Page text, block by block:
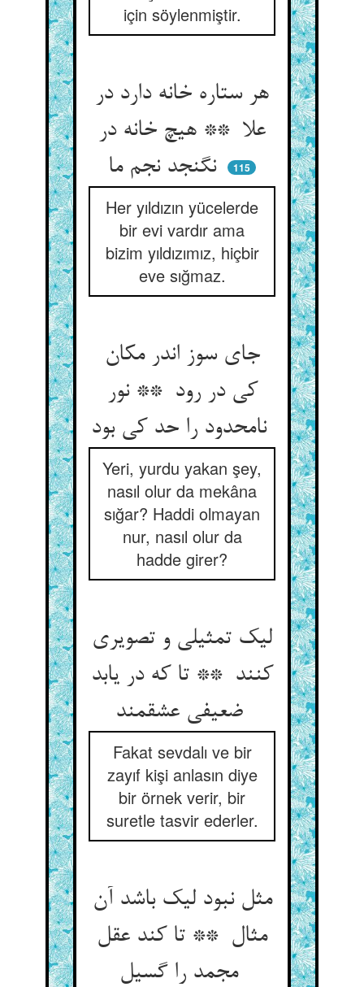
için söylenmiştir.
هر ستاره خانه دارد در
علا ** هیچ خانه در
نگنجد نجم ما
115
Her yıldızın yücelerde
bir evi vardır ama
bizim yıldızımız, hiçbir
eve sığmaz.
جای سوز اندر مکان
کی در رود ** نور
نامحدود را حد کی بود
Yeri, yurdu yakan şey,
nasıl olur da mekâna
sığar? Haddi olmayan
nur, nasıl olur da
hadde girer?
لیک تمثیلی و تصویری
کنند ** تا که در یابد
ضعیفی عشقمند
Fakat sevdalı ve bir
zayıf kişi anlasın diye
bir örnek verir, bir
suretle tasvir ederler.
مثل نبود لیک باشد آن
مثال ** تا کند عقل
مجمد را گسیل